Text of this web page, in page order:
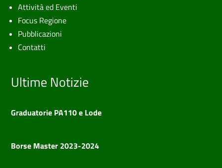
Attività ed Eventi
Focus Regione
Pubblicazioni
Contatti
Ultime Notizie
Graduatorie PA110 e Lode
Borse Master 2023-2024